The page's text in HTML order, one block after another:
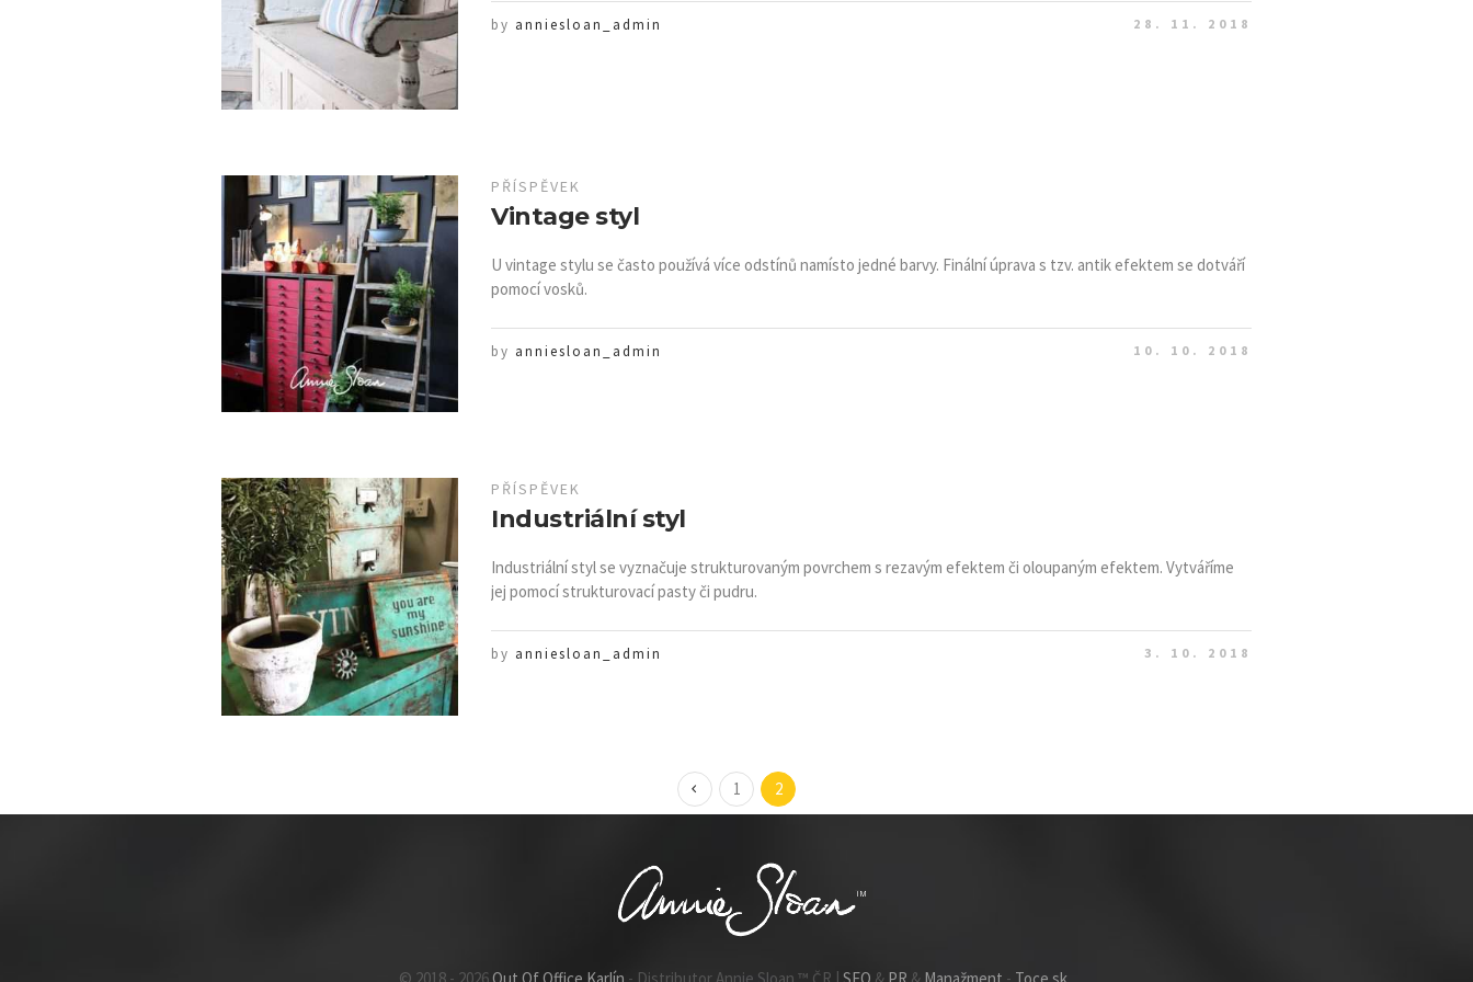
by anniesloan_admin 28. 11. 2018
PŘÍSPĚVEK
Vintage styl
U vintage stylu se často používá více odstínů namísto jedné barvy. Finální úprava s tzv. antik efektem se dotváří
pomocí vosků.
by anniesloan_admin 10. 10. 2018
PŘÍSPĚVEK
Industriální styl
Industriální styl se vyznačuje strukturovaným povrchem s rezavým efektem či oloupaným efektem. Vytváříme
jej pomocí strukturovací pasty či pudru.
by anniesloan_admin 3. 10. 2018
1 2
© 2018 - 2026 Out Of Office Karlín - Distributor Annie Sloan ™ ČR | SEO & PR & Manažment - Toce.sk